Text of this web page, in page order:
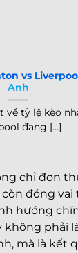
vs
Anh
về tỷ lệ kèo
đang [...]
chỉ đơn
đóng
hướng
không phải
mà là kết